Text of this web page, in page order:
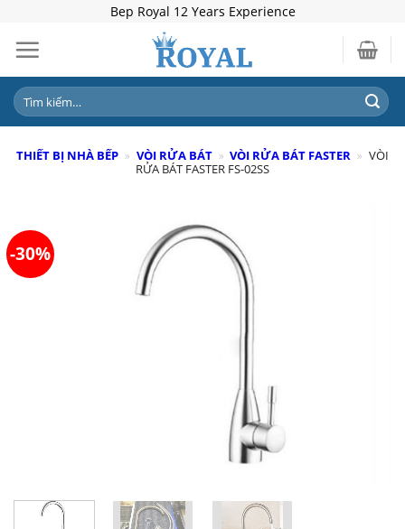
content
Bep Royal 12 Years Experience
Tìm
kiếm:
THIẾT BỊ NHÀ BẾP » VÒI RỬA BÁT » VÒI RỬA BÁT FASTER » VÒI
RỬA BÁT FASTER FS-02SS
-30%